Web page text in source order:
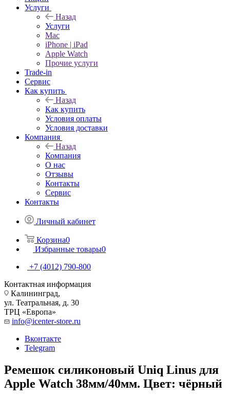
Услуги
Назад
Услуги
Mac
iPhone | iPad
Apple Watch
Прочие услуги
Trade-in
Сервис
Как купить
Назад
Как купить
Условия оплаты
Условия доставки
Компания
Назад
Компания
О нас
Отзывы
Контакты
Сервис
Контакты
Личный кабинет
Корзина0
Избранные товары0
+7 (4012) 790-800
Контактная информация
Калининград,
ул. Театральная, д. 30
ТРЦ «Европа»
info@icenter-store.ru
Вконтакте
Telegram
Ремешок силиконовый Uniq Linus для
Apple Watch 38мм/40мм. Цвет: чёрный